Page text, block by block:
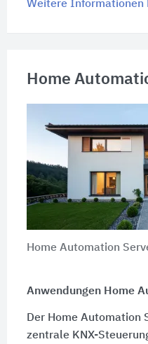
Weitere Informationen
Home
Home Automation
Anwendungen Home
Der Home Automation
zentrale KNX-